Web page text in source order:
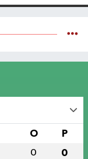
yapılıyor
O P
0 0